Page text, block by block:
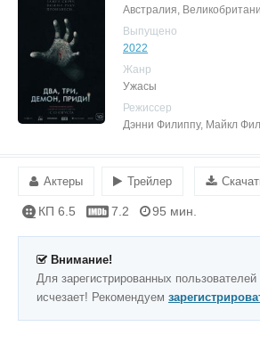
Австралия,
Выпущено
2022
Жанр
Ужасы
Режиссер
Дэнни Филиппу, Майкл
Актеры Трейлер
КП 6.5 7.2 95 мин.
Внимание!
Для зарегистрированных
исчезает! Рекомендуем